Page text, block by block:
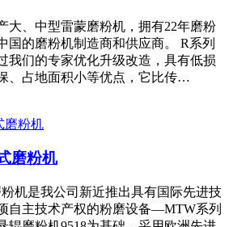
大、中型雷蒙磨粉机，拥有22年磨粉
国的磨粉机制造商和供应商。 R系列
我们的专家优化升级改造，具有低损
、占地面积小等优点，它比传…
磨粉机
机是我公司新近推出具有国际先进技
自主技术产权的粉磨设备—MTW系列